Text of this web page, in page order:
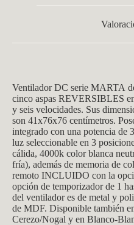
Ventilador DC serie MARTA
cinco aspas REVERSIBLES
y seis velocidades. Sus
son 41x76x76 centímetros.
integrado con una potencia de
luz seleccionable en 3
cálida, 4000k color blanca
fría), además de memoria de
remoto INCLUIDO con la
opción de temporizador de 1
del ventilador es de metal y
de MDF. Disponible también
Cerezo/Nogal y en Blanco-